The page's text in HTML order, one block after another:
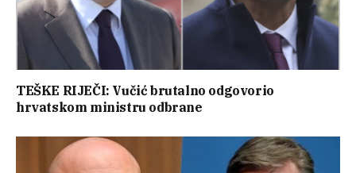
TEŠKE RIJEČI: Vučić brutalno odgovorio
hrvatskom ministru odbrane